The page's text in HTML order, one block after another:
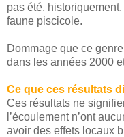
pas été,
faune piscicole.
Dommage que ce
dans les années 2000
Ce que ces résultats
Ces résultats ne
l’écoulement n’ont
avoir des effets locaux